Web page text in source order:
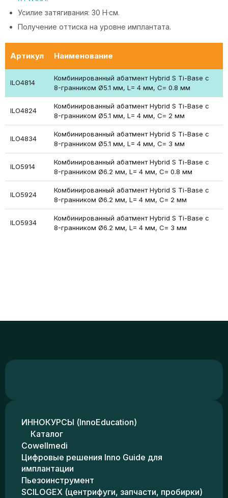
Усилие затягивания: 30 Н·см.
Получение оттиска на уровне имплантата.
Артикул Наименование
ILO4814
Комбинированный абатмент Hybrid S Ti-Base с
8-гранником Ø5.1 мм, L= 4 мм, С= 0.8 мм
ILO4824
Комбинированный абатмент Hybrid S Ti-Base с
8-гранником Ø5.1 мм, L= 4 мм, С= 2 мм
ILO4834
Комбинированный абатмент Hybrid S Ti-Base с
8-гранником Ø5.1 мм, L= 4 мм, С= 3 мм
ILO5914
Комбинированный абатмент Hybrid S Ti-Base с
8-гранником Ø6.2 мм, L= 4 мм, С= 0.8 мм
ILO5924
Комбинированный абатмент Hybrid S Ti-Base с
8-гранником Ø6.2 мм, L= 4 мм, С= 2 мм
ILO5934
Комбинированный абатмент Hybrid S Ti-Base с
8-гранником Ø6.2 мм, L= 4 мм, С= 3 мм
ИННОКУРСЫ (InnoEducation)
Каталог
Cowellmedi
Цифровые решения Inno Guide для
имплантации
Пьезоинструмент
SCILOGEX (центрифуги, запчасти, пробирки)